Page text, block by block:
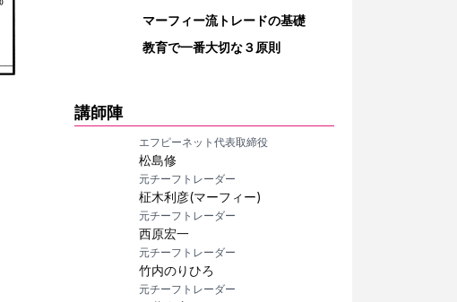
マーフィー流トレードの基礎
教育で一番大切な３原則
講師陣
エフピーネット代表取締役
松島修
元チーフトレーダー
柾木利彦(マーフィー)
元チーフトレーダー
西原宏一
元チーフトレーダー
竹内のりひろ
元チーフトレーダー